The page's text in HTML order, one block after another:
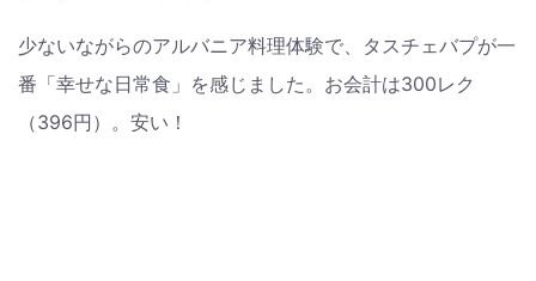
少ないながらのアルバニア料理体験で、タスチェバプが一
番「幸せな日常食」を感じました。お会計は300レク
（396円）。安い！